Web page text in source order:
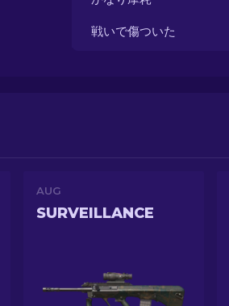
戦いで傷ついた
AUG
SURVEILLANCE